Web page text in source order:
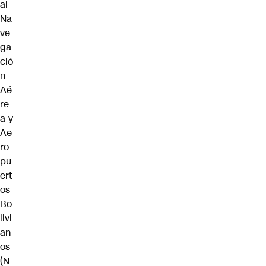
al
Na
ve
ga
ció
n
Aé
re
a y
Ae
ro
pu
ert
os
Bo
livi
an
os
(N